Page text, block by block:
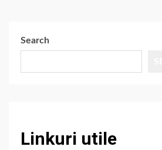
Search
Linkuri utile